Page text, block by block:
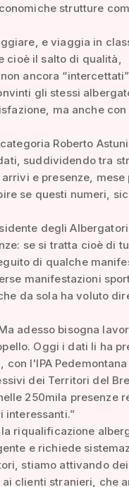
strutture
e viaggia in
cioè il salto di qualità,
ancora
gli stessi
ma anche con
Roberto
suddividendo tra
e presenze, mese
se questi numeri,
degli
se si tratta cioè di
di qualche
manifestazioni
da sola ha voluto
adesso bisogna
Oggi i dati li ha
con l'IPA
dei Territori del
250mila presenze
interessanti.”
riqualificazione
e richiede
stiamo attivando
clienti stranieri, che